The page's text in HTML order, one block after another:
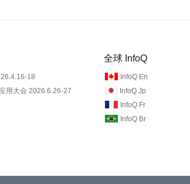
18
用大会 2026.6.26-27
全球 InfoQ
InfoQ En
InfoQ Jp
InfoQ Fr
InfoQ Br